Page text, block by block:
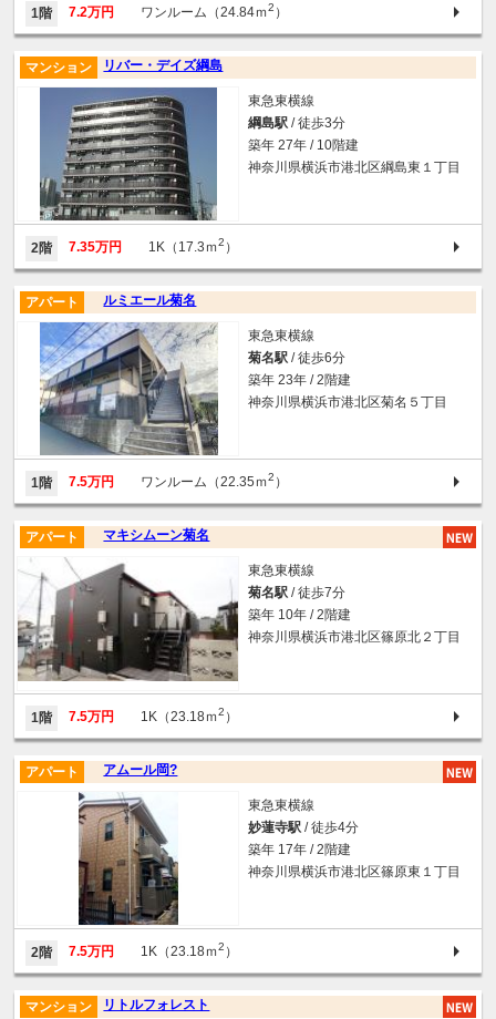
1階 7.2万円 ワンルーム（24.84ｍ2 ）
リバー・デイズ綱島
マンション
東急東横線
綱島駅 / 徒歩3分
築年 27年 / 10階建
神奈川県横浜市港北区綱島東１丁目
2階 7.35万円 1K（17.3ｍ2 ）
ルミエール菊名
アパート
東急東横線
菊名駅 / 徒歩6分
築年 23年 / 2階建
神奈川県横浜市港北区菊名５丁目
1階 7.5万円 ワンルーム（22.35ｍ2 ）
マキシムーン菊名
アパート
東急東横線
菊名駅 / 徒歩7分
築年 10年 / 2階建
神奈川県横浜市港北区篠原北２丁目
1階 7.5万円 1K（23.18ｍ2 ）
アムール岡?
アパート
東急東横線
妙蓮寺駅 / 徒歩4分
築年 17年 / 2階建
神奈川県横浜市港北区篠原東１丁目
2階 7.5万円 1K（23.18ｍ2 ）
リトルフォレスト
マンション